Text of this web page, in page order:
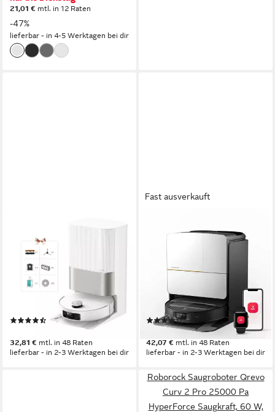
21,01 € mtl. in 12 Raten
-47%
lieferbar - in 4-5 Werktagen bei dir
Wischfunktion Dreame X50
Ultra Complete, 20.000 Pa
Saugkraft
Größe Staubbehälter
Reichweite
(222)
32,81 € mtl. in 48 Raten
lieferbar - in 2-3 Werktagen bei dir
Fast ausverkauft
Nass-Trocken-Saugroboter
OmniGrip™ Arm silber
Größe Staubbehälter
Automatische Rückkehr zur Ladestation
(19)
1.449,00 €
42,07 € mtl. in 48 Raten
lieferbar - in 2-3 Werktagen bei dir
Roborock Saugroboter Qrevo
Curv 2 Pro 25000 Pa
HyperForce Saugkraft, 60 W,